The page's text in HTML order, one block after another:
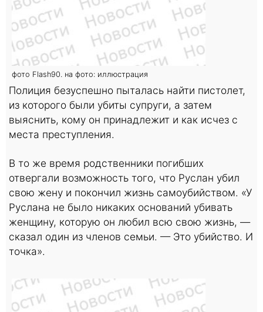
фото Flash90. на фото: иллюстрация
Полиция безуспешно пыталась найти пистолет,
из которого были убиты супруги, а затем
выяснить, кому он принадлежит и как исчез с
места преступления.
В то же время родственники погибших
отвергали возможность того, что Руслан убил
свою жену и покончил жизнь самоубийством. «У
Руслана не было никаких оснований убивать
женщину, которую он любил всю свою жизнь, —
сказал один из членов семьи. — Это убийство. И
точка».